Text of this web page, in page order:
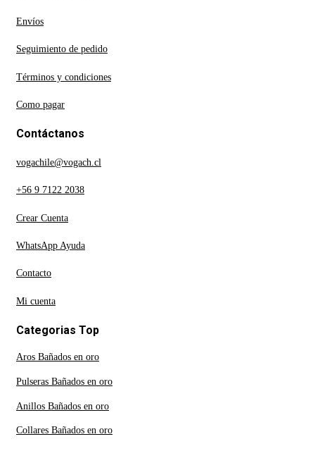
Envíos
Seguimiento de pedido
Términos y condiciones
Como pagar
Contáctanos
vogachile@vogach.cl
+56 9 7122 2038
Crear Cuenta
WhatsApp Ayuda
Contacto
Mi cuenta
Categorias Top
Aros Bañados en oro
Pulseras Bañados en oro
Anillos Bañados en oro
Collares Bañados en oro